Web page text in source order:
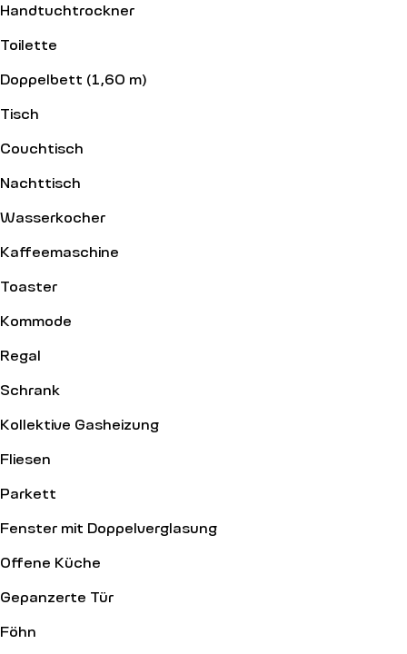
Handtuchtrockner
Toilette
Doppelbett (1,60 m)
Tisch
Couchtisch
Nachttisch
Wasserkocher
Kaffeemaschine
Toaster
Kommode
Regal
Schrank
Kollektive Gasheizung
Fliesen
Parkett
Fenster mit Doppelverglasung
Offene Küche
Gepanzerte Tür
Föhn